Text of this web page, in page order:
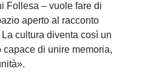
Follesa – vuole fare di
aperto al racconto
cultura diventa così un
capace di unire memoria,